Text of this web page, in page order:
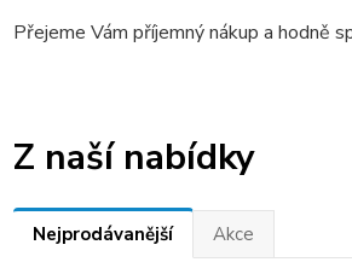
Přejeme Vám příjemný nákup a hodně
Z naší nabídky
Nejprodávanější Akce